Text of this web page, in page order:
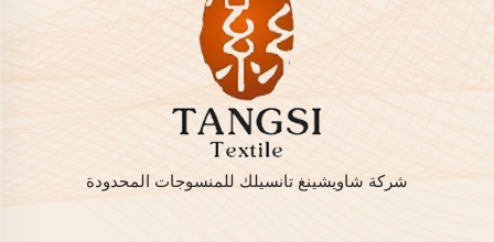
شركة شاويشينغ تانسيلك للمنسوجات المحدودة